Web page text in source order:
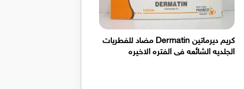
كريم ديرماتين Dermatin مضاد للفطريات
الجلديه الشائعه فى الفتره الاخيره